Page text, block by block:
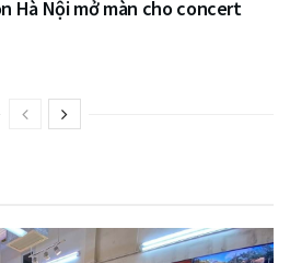
Hà Nội mở màn cho concert